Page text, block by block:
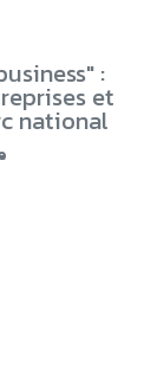
:
et
national